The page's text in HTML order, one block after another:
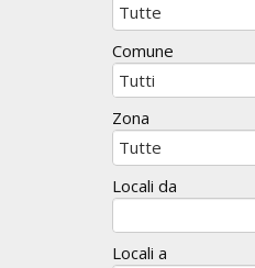
Comune
Zona
Locali da
Locali a